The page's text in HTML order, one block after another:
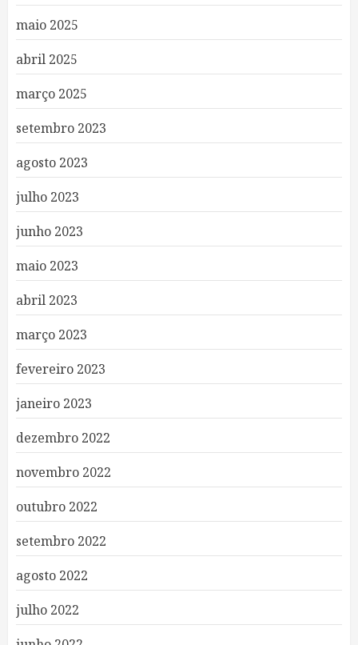
maio 2025
abril 2025
março 2025
setembro 2023
agosto 2023
julho 2023
junho 2023
maio 2023
abril 2023
março 2023
fevereiro 2023
janeiro 2023
dezembro 2022
novembro 2022
outubro 2022
setembro 2022
agosto 2022
julho 2022